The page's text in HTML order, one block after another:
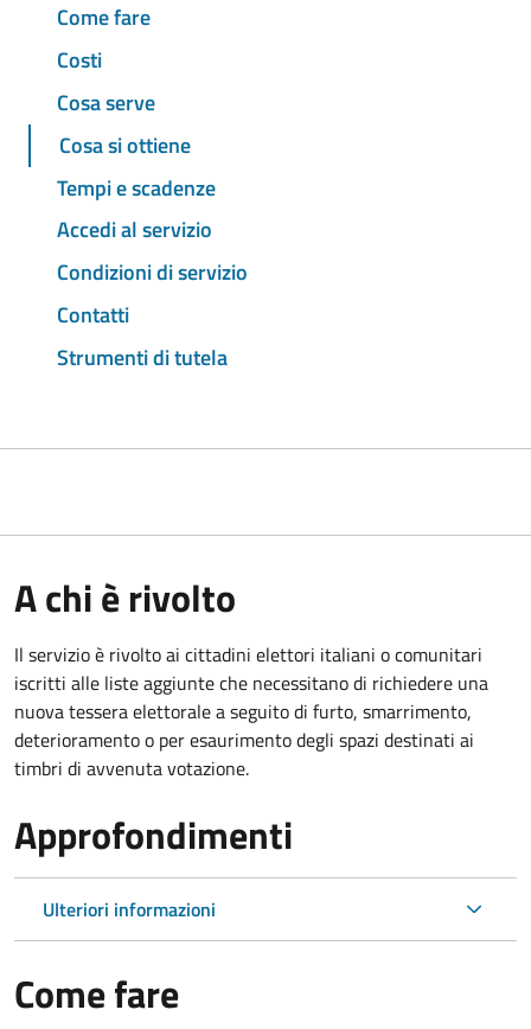
Come fare
Costi
Cosa serve
Cosa si ottiene
Tempi e scadenze
Accedi al servizio
Condizioni di servizio
Contatti
Strumenti di tutela
A chi è rivolto
Il servizio è rivolto ai cittadini elettori italiani o comunitari
iscritti alle liste aggiunte che necessitano di richiedere una
nuova tessera elettorale a seguito di furto, smarrimento,
deterioramento o per esaurimento degli spazi destinati ai
timbri di avvenuta votazione.
Approfondimenti
Ulteriori informazioni
Come fare